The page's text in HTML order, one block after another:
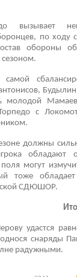
вызывает
по ходу
обороны
самой
молодой
с
должны
обладают
могут
тоже
СДЮШОР.
удастся
снаряды
радужными.